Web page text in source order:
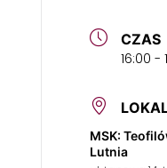
CZAS
16:00 -
MSK:
Lutnia